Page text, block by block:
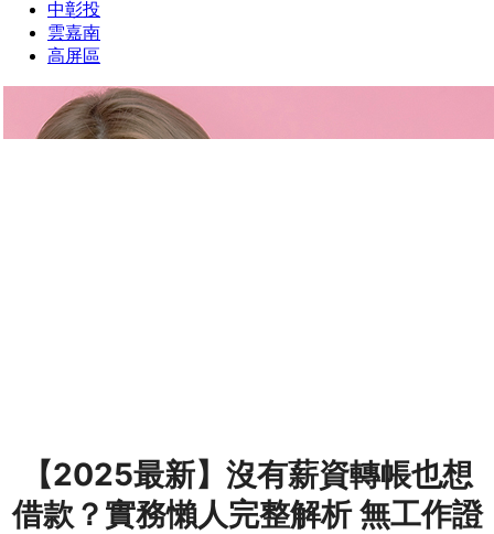
【2025最新】沒有薪資轉帳也想
借款？實務懶人完整解析 無工作證